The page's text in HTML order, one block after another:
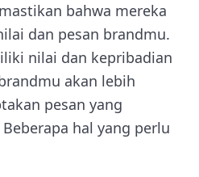
bahwa mereka
dan pesan brandmu.
nilai dan kepribadian
akan lebih
pesan yang
hal yang perlu